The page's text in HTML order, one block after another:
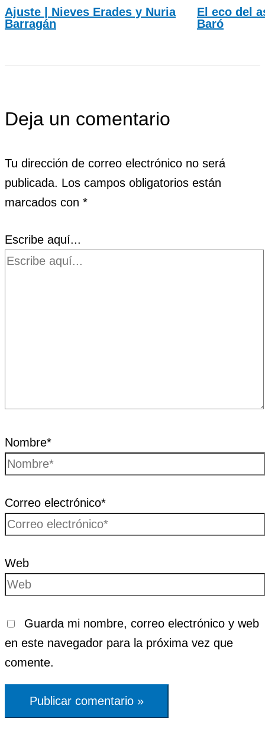
Ajuste | Nieves Erades y Nuria
Barragán
El eco del
Baró
Deja un comentario
Tu dirección de correo electrónico no será
publicada. Los campos obligatorios están
marcados con *
Escribe aquí...
Nombre*
Correo electrónico*
Web
Guarda mi nombre, correo electrónico y web
en este navegador para la próxima vez que
comente.